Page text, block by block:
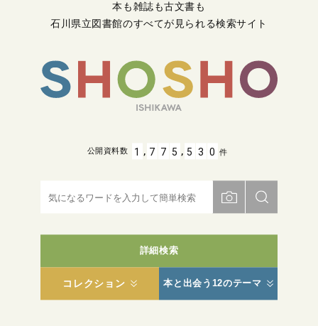
本も雑誌も古文書も
石川県立図書館のすべてが見られる検索サイト
詳細検索
コレクション 本と出会う12のテーマ
公開資料数 1 , 7 7 5 , 5 3 0 件